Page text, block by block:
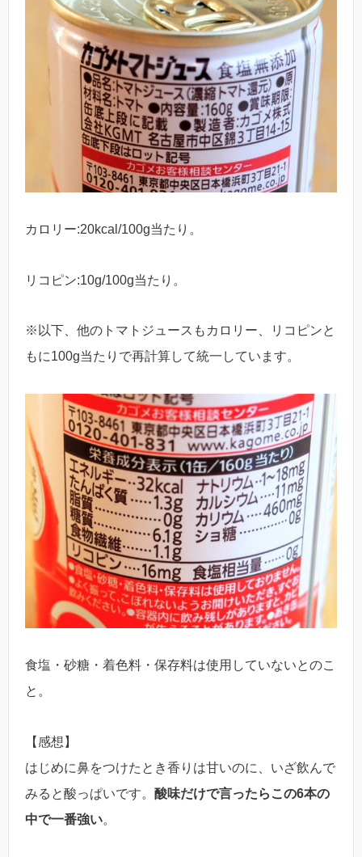
カロリー:20kcal/100g当たり。
リコピン:10g/100g当たり。
※以下、他のトマトジュースもカロリー、リコピンと
もに100g当たりで再計算して統一しています。
食塩・砂糖・着色料・保存料は使用していないとのこ
と。
【感想】
はじめに鼻をつけたとき香りは甘いのに、いざ飲んで
みると酸っぱいです。 酸味だけで言ったらこの6本の
中で一番強い。